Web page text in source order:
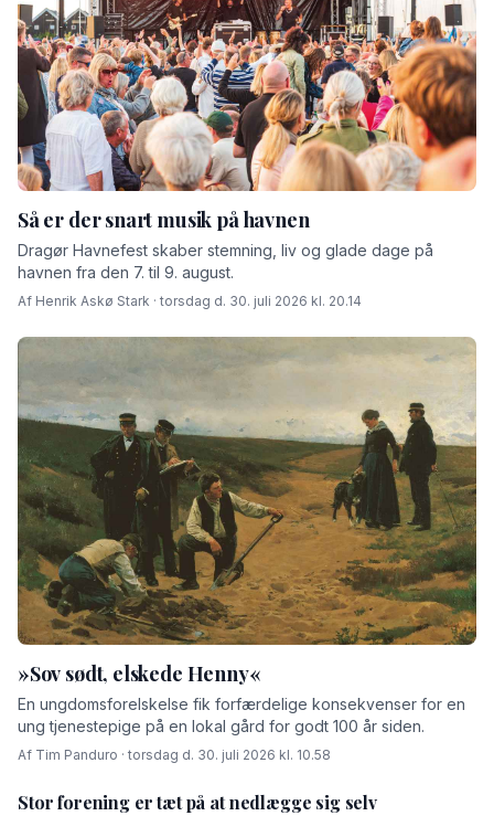
Så er der snart musik på havnen
Dragør Havnefest skaber stemning, liv og glade dage på
havnen fra den 7. til 9. august.
Af Henrik Askø Stark · torsdag d. 30. juli 2026 kl. 20.14
»Sov sødt, elskede Henny«
En ungdomsforelskelse fik forfærdelige konsekvenser for en
ung tjenestepige på en lokal gård for godt 100 år siden.
Af Tim Panduro · torsdag d. 30. juli 2026 kl. 10.58
Stor forening er tæt på at nedlægge sig selv